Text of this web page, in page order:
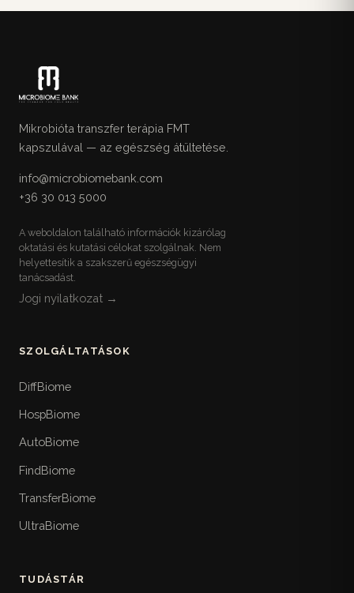
Mikrobióta transzfer terápia FMT
kapszulával — az egészség átültetése.
info@microbiomebank.com
+36 30 013 5000
A weboldalon található információk kizárólag
oktatási és kutatási célokat szolgálnak. Nem
helyettesítik a szakszerű egészségügyi
tanácsadást.
Jogi nyilatkozat →
SZOLGÁLTATÁSOK
DiffBiome
HospBiome
AutoBiome
FindBiome
TransferBiome
UltraBiome
TUDÁSTÁR